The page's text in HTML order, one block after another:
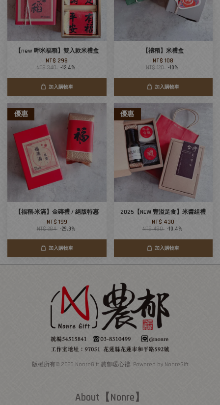
【new 呷米福稻】雙入款米禮盒
NT$ 298
NT$ 340 -12.4%
加入購物車
【禮稻】米禮盒
NT$ 108
NT$ 120 -10%
加入購物車
優惠
【福稻‧米滿】金磚禮 / 絕版特惠
NT$ 199
NT$ 284 -29.9%
加入購物車
優惠
2025【NEW 豐溢足食】米醬組禮
NT$ 430
NT$ 480 -10.4%
加入購物車
版權所有© 2026 NonreGift 農郁暖心禮. Powered by NonreGift
About【Nonre】